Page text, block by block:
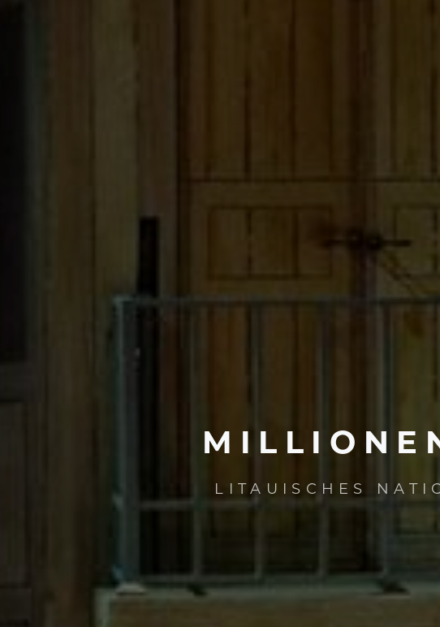
LITAUISCHES